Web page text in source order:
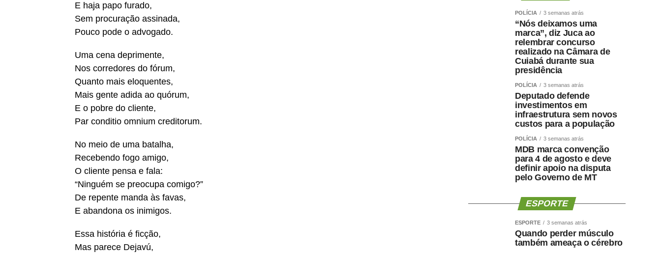
E haja papo furado,
Sem procuração assinada,
Pouco pode o advogado.
Uma cena deprimente,
Nos corredores do fórum,
Quanto mais eloquentes,
Mais gente adida ao quórum,
E o pobre do cliente,
Par conditio omnium creditorum.
No meio de uma batalha,
Recebendo fogo amigo,
O cliente pensa e fala:
“Ninguém se preocupa comigo?”
De repente manda às favas,
E abandona os inimigos.
Essa história é ficção,
Mas parece Dejavú,
POLÍCIA 3 semanas atrás
“Nós deixamos uma
marca”, diz Juca ao
relembrar concurso
realizado na Câmara de
Cuiabá durante sua
presidência
POLÍCIA 3 semanas atrás
Deputado defende
investimentos em
infraestrutura sem novos
custos para a população
POLÍCIA 3 semanas atrás
MDB marca convenção
para 4 de agosto e deve
definir apoio na disputa
pelo Governo de MT
ESPORTE
ESPORTE 3 semanas atrás
Quando perder músculo
também ameaça o cérebro